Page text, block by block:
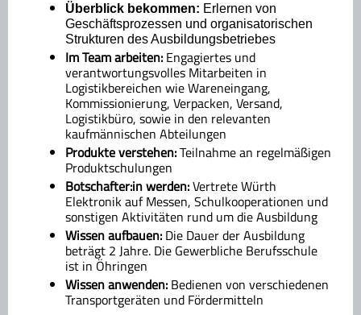
Überblick bekommen: Erlernen von
Geschäftsprozessen und organisatorischen
Strukturen des Ausbildungsbetriebes
Im Team arbeiten: Engagiertes und
verantwortungsvolles Mitarbeiten in
Logistikbereichen wie Wareneingang,
Kommissionierung, Verpacken, Versand,
Logistikbüro, sowie in den relevanten
kaufmännischen Abteilungen
Produkte verstehen:Teilnahme an regelmäßigen
Produktschulungen
Botschafter:in werden:Vertrete Würth
Elektronik auf Messen, Schulkooperationen und
sonstigen Aktivitäten rund um die Ausbildung
Wissen aufbauen: Die Dauer der Ausbildung
beträgt 2 Jahre. Die Gewerbliche Berufsschule
ist in Öhringen
Wissen anwenden: Bedienen von verschiedenen
Transportgeräten und Fördermitteln